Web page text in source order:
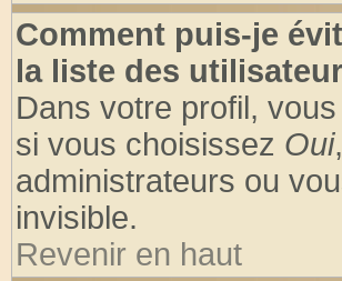
Comment puis-je
la liste des
Dans votre profil,
si vous choisissez Oui
administrateurs ou
invisible.
Revenir en haut